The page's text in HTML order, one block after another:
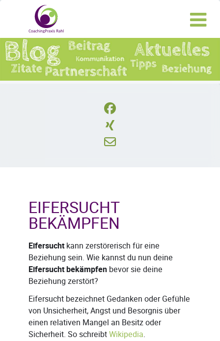
EIFERSUCHT
BEKÄMPFEN
Eifersuchtkann zerstörerisch für eine
Beziehung sein. Wie kannst du nun deine
Eifersucht bekämpfen bevor sie deine
Beziehung zerstört?
Eifersucht bezeichnet Gedanken oder Gefühle
von Unsicherheit, Angst und Besorgnis über
einen relativen Mangel an Besitz oder
Sicherheit. So schreibtWikipedia.